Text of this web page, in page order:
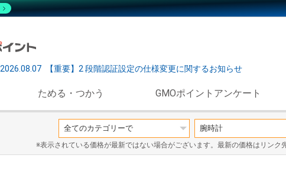
2026.08.07 【重要】2 段階認証設定の仕様変更に関するお知らせ
ためる・つかう GMOポイントアンケート
※表示されている価格が最新ではない場合がございます。最新の価格はリンク